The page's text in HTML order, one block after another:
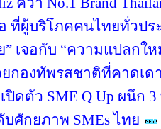
ที่ผู้บริโภคคนไทยทั่วปร
” เจอกับ “ความแปลกใ
ยกองทัพรสชาติที่คาดเด
ปิดตัว SME Q Up ผนึก
ศักยภาพ SMEs ไทย